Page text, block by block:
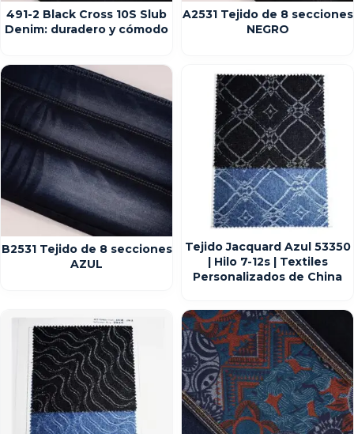
491-2 Black Cross 10S Slub
Denim: duradero y cómodo
A2531 Tejido de 8 secciones
NEGRO
B2531 Tejido de 8 secciones
AZUL
Tejido Jacquard Azul 53350
| Hilo 7-12s | Textiles
Personalizados de China